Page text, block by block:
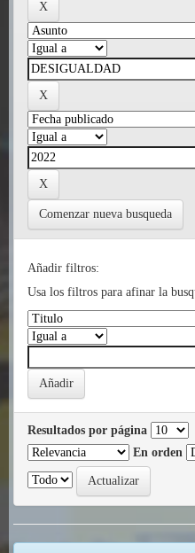
Comenzar nueva busqueda
Añadir filtros:
Usa los filtros para afinar la
Resultados por página
En orden